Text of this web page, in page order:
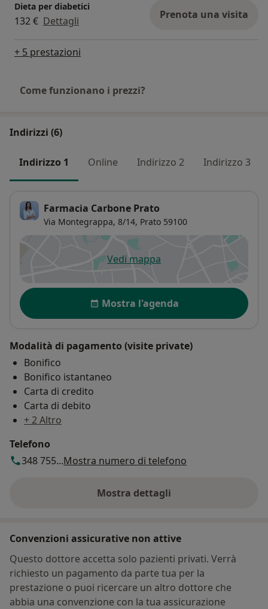
Dieta per diabetici
132 € Dettagli Prenota una visita
+ 5 prestazioni
Come funzionano i prezzi?
Indirizzi (6)
Indirizzo 1 Online Indirizzo 2 Indirizzo 3
Farmacia Carbone Prato
Via Montegrappa, 8/14, Prato 59100
Vedi mappasi apre in una nuova scheda
Disponibilità
Mostra l'agenda
Modalità di pagamento (visite private)
Bonifico
Bonifico istantaneo
Carta di credito
Carta di debito
+ 2 Altro
Telefono
348 755...Mostra numero di telefono
Mostra dettagli
sull'indirizzo
Convenzioni assicurative non attive
Questo dottore accetta solo pazienti privati. Verrà
richiesto un pagamento da parte tua per la
prestazione o puoi ricercare un altro dottore che
abbia una convenzione con la tua assicurazione